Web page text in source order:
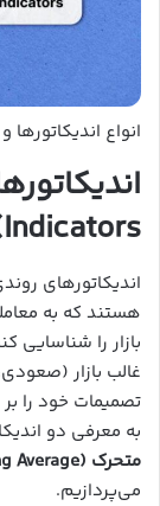
انواع
Indicators)
اندیکاتورهای
هستند که به
بازار را شناسایی
غالب بازار
تصمیمات خود را
به معرفی دو
متحرک (Moving Average)
می‌پردازیم.